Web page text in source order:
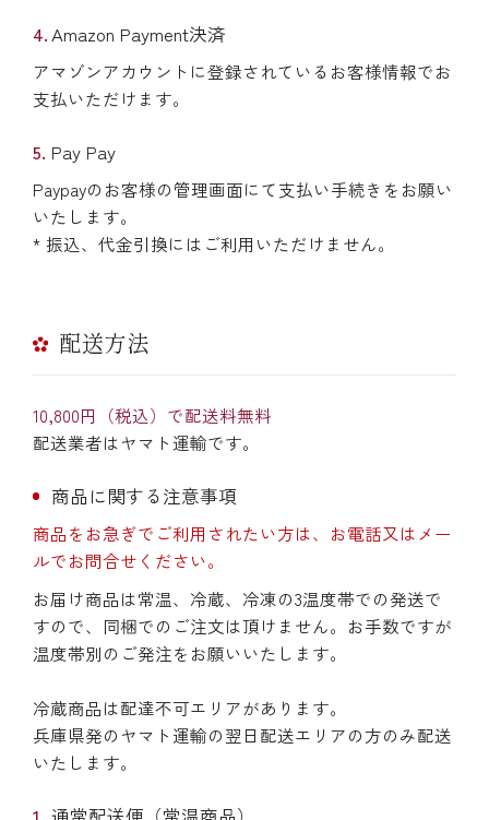
Amazon Payment決済
アマゾンアカウントに登録されているお客様情報でお
支払いただけます。
Pay Pay
Paypayのお客様の管理画面にて支払い手続きをお願い
いたします。
* 振込、代金引換にはご利用いただけません。
配送方法
10,800円（税込）で配送料無料
配送業者はヤマト運輸です。
商品に関する注意事項
商品をお急ぎでご利用されたい方は、お電話又はメー
ルでお問合せください。
お届け商品は常温、冷蔵、冷凍の3温度帯での発送で
すので、同梱でのご注文は頂けません。お手数ですが
温度帯別のご発注をお願いいたします。
冷蔵商品は配達不可エリアがあります。
兵庫県発のヤマト運輸の翌日配送エリアの方のみ配送
いたします。